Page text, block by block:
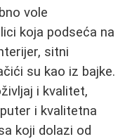
vole
koja podseća na
sitni
su kao iz bajke.
i kvalitet,
i kvalitetna
koji dolazi od